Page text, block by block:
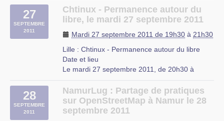
Cliss XXI est partie prenante de l’ensemble de
la journée : ateliers de démonstration et
Rue du Faubourg de Paris, Université du
Moulin, Valenciennes (Matinée : salle
informatique, Après-midi : salles 209 et 210)
27
SEPTEMBRE
2011
Chtinux - Permanence autour du
libre, le mardi 27 septembre 2011
Mardi 27 septembre 2011 de 19h30 à 21h30
Lille : Chtinux - Permanence autour du libre
Date et lieu
Le mardi 27 septembre 2011, de 20h30 à
À Lille, Nord-Pas-de-Calais
Description
Comme tous les derniers mardi de chaque
28
SEPTEMBRE
2011
NamurLug : Partage de pratiques
sur OpenStreetMap à Namur le 28
septembre 2011